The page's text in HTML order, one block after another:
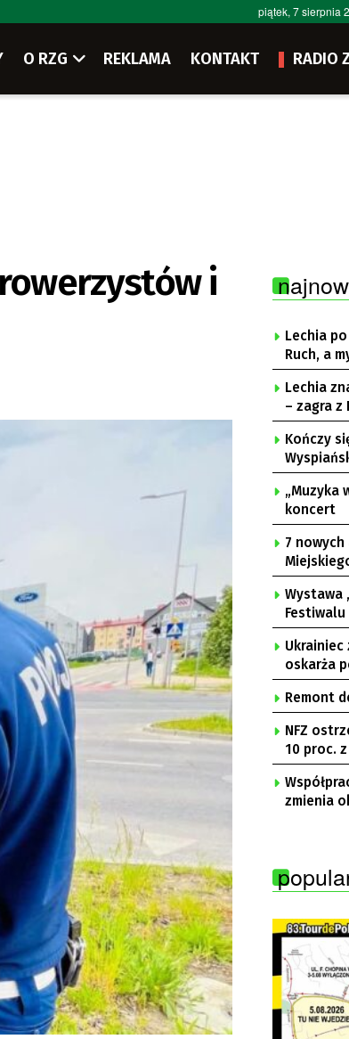
piątek, 7 sierpnia
O RZG REKLAMA KONTAKT RADIO
i
Lechia
Ruch, a
Lechia
– zagra z
Kończy
„Muzyka
koncert
7
Wystawa
Ukrainiec
oskarża
Remont
NFZ
10 proc.
zmienia